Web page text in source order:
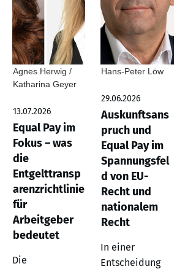
Agnes Herwig /
Katharina Geyer
13.07.2026
Equal Pay im
Fokus – was
die
Entgelttransp
arenzrichtlinie
für
Arbeitgeber
bedeutet
Die
Hans-Peter Löw
29.06.2026
Auskunftsans
pruch und
Equal Pay im
Spannungsfel
d von EU-
Recht und
nationalem
Recht
In einer
Entscheidung